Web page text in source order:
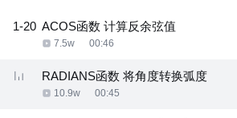
1-20 ACOS函数 计算反余弦值
7.5w 00:46
RADIANS函数 将角度转换弧度
10.9w 00:45